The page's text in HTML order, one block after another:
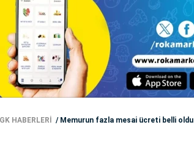
HABERLERİ Memurun fazla mesai ücreti belli oldu